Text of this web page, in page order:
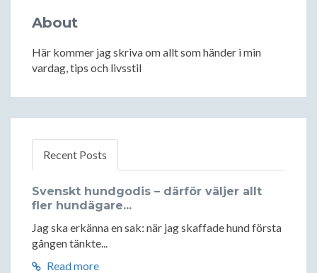
About
Här kommer jag skriva om allt som händer i min
vardag, tips och livsstil
Recent Posts
Svenskt hundgodis – därför väljer allt
fler hundägare...
Jag ska erkänna en sak: när jag skaffade hund första
gången tänkte...
Read more